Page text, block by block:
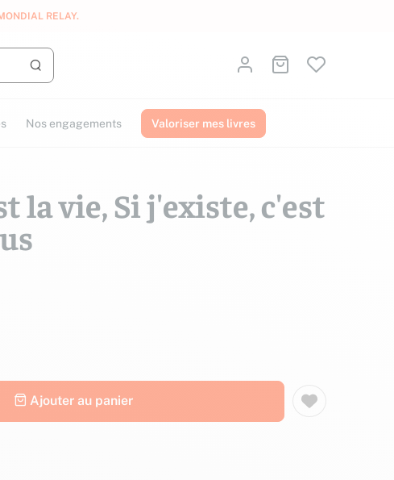
RELAY.
Lancer la recherche
Identifiez-vousAller au panier
Nos engagements Valoriser mes livres
la vie, Si j'existe, c'est
Ajouter au panier